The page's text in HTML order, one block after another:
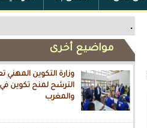
.
مواضيع أخرى
وزارة التكوين المهني
الترشح لمنح تكوين في
والمغرب